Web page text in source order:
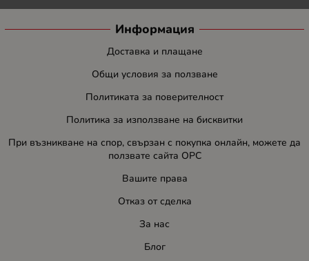
Информация
Доставка и плащане
Общи условия за ползване
Политиката за поверителност
Политика за използване на бисквитки
При възникване на спор, свързан с покупка онлайн, можете да
ползвате сайта ОРС
Вашите права
Отказ от сделка
За нас
Блог